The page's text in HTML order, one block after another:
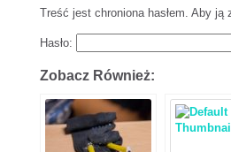
Treść jest chroniona hasłem. Aby ją
Hasło:
Zobacz Również: